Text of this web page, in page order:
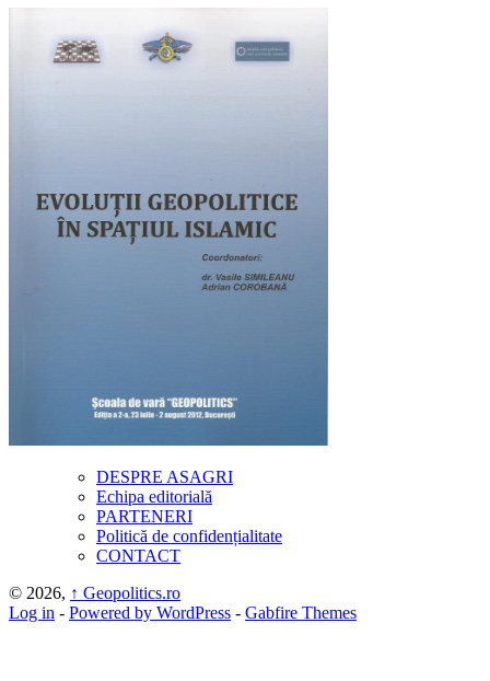
DESPRE ASAGRI
Echipa editorială
PARTENERI
Politică de confidențialitate
CONTACT
© 2026, ↑ Geopolitics.ro
Log in - Powered by WordPress - Gabfire Themes